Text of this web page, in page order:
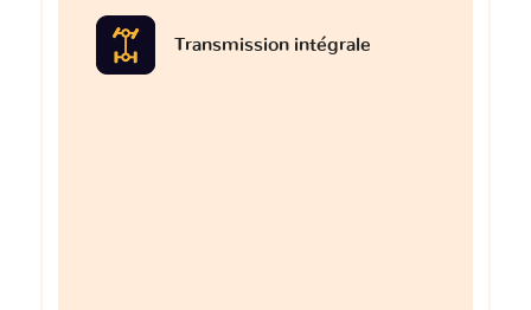
Transmission intégrale